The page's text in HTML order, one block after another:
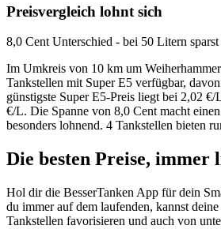
Preisvergleich lohnt sich
8,0 Cent Unterschied - bei 50 Litern
Im Umkreis von 10 km um
Tankstellen mit Super E5 verfügbar,
günstigste Super E5-Preis liegt bei 2,02 €/
€/L. Die Spanne von 8,0 Cent macht
besonders lohnend. 4 Tankstellen bieten
Die besten Preise, immer
Hol dir die BesserTanken App für dein
du immer auf dem laufenden, kannst deine
Tankstellen favorisieren und auch von